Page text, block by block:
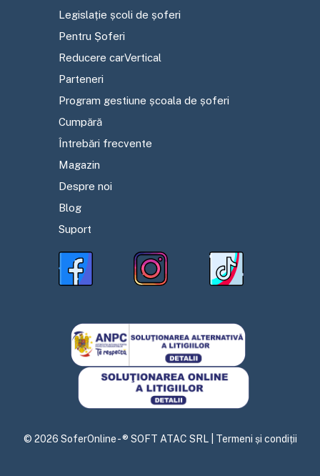
Legislație școli de șoferi
Pentru Șoferi
Reducere carVertical
Parteneri
Program gestiune școala de șoferi
Cumpără
Întrebări frecvente
Magazin
Despre noi
Blog
Suport
© 2026 SoferOnline - ® SOFT ATAC SRL | Termeni și condiții